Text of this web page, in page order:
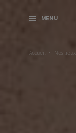
MENU
Accueil Nos lieux